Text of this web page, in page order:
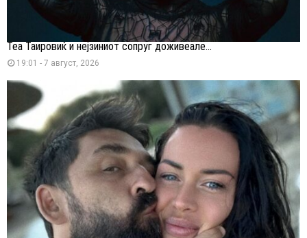
Теа Таировиќ и нејзиниот сопруг доживеале...
19:01 - 7 август, 2026